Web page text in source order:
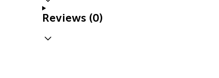
Reviews (0)